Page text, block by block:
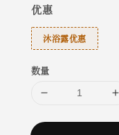
优惠
沐浴露优惠
数量